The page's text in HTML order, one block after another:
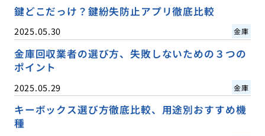
鍵どこだっけ？鍵紛失防止アプリ徹底比較
2025.05.30 金庫
金庫回収業者の選び方、失敗しないための３つの
ポイント
2025.05.29 金庫
キーボックス選び方徹底比較、用途別おすすめ機
種